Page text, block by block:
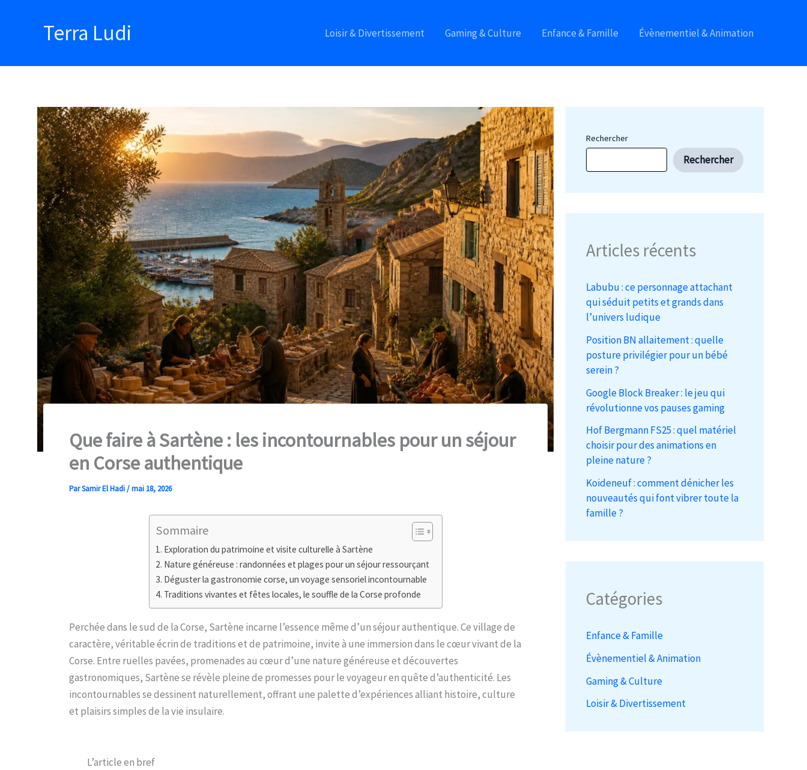
Terra Ludi Loisir & Divertissement Gaming & Culture Enfance & Famille Évènementiel & Animation
Que faire à Sartène : les incontournables pour un séjour
en Corse authentique
ParSamir El Hadi/mai 18, 2026
Sommaire
Exploration du patrimoine et visite culturelle à Sartène
Nature généreuse : randonnées et plages pour un séjour ressourçant
Déguster la gastronomie corse, un voyage sensoriel incontournable
Traditions vivantes et fêtes locales, le souffle de la Corse profonde
Perchée dans le sud de la Corse, Sartène incarne l’essence même d’un séjour authentique. Ce village de
caractère, véritable écrin de traditions et de patrimoine, invite à une immersion dans le cœur vivant de la
Corse. Entre ruelles pavées, promenades au cœur d’une nature généreuse et découvertes
gastronomiques, Sartène se révèle pleine de promesses pour le voyageur en quête d’authenticité. Les
incontournables se dessinent naturellement, offrant une palette d’expériences alliant histoire, culture
et plaisirs simples de la vie insulaire.
L’article en bref
Rechercher
Rechercher
Articles récents
Labubu : ce personnage attachant
qui séduit petits et grands dans
l’univers ludique
Position BN allaitement : quelle
posture privilégier pour un bébé
serein ?
Google Block Breaker : le jeu qui
révolutionne vos pauses gaming
Hof Bergmann FS25 : quel matériel
choisir pour des animations en
pleine nature ?
Koideneuf : comment dénicher les
nouveautés qui font vibrer toute la
famille ?
Catégories
Enfance & Famille
Évènementiel & Animation
Gaming & Culture
Loisir & Divertissement